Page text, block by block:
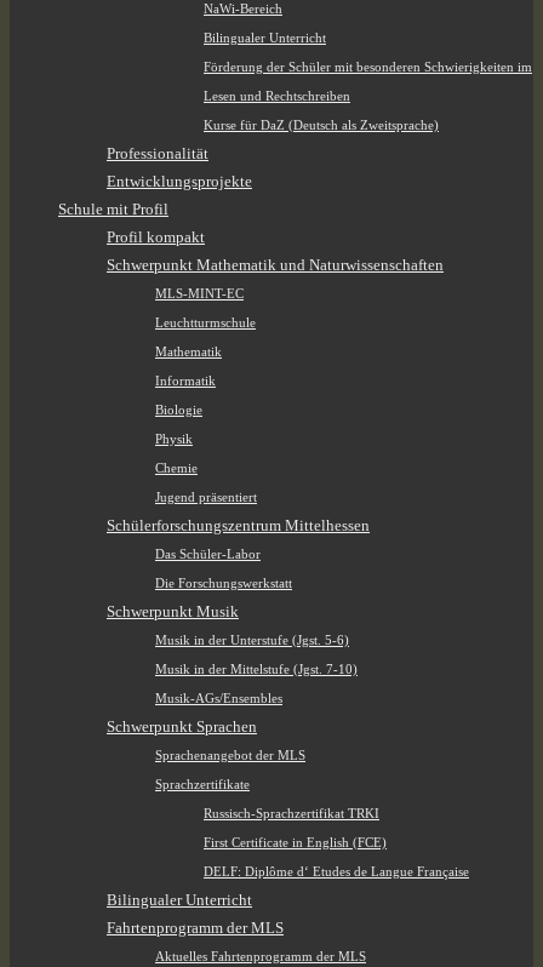
NaWi-Bereich
Bilingualer Unterricht
Förderung der Schüler mit besonderen Schwierigkeiten im
Lesen und Rechtschreiben
Kurse für DaZ (Deutsch als Zweitsprache)
Professionalität
Entwicklungsprojekte
Schule mit Profil
Profil kompakt
Schwerpunkt Mathematik und Naturwissenschaften
MLS-MINT-EC
Leuchtturmschule
Mathematik
Informatik
Biologie
Physik
Chemie
Jugend präsentiert
Schülerforschungszentrum Mittelhessen
Das Schüler-Labor
Die Forschungswerkstatt
Schwerpunkt Musik
Musik in der Unterstufe (Jgst. 5-6)
Musik in der Mittelstufe (Jgst. 7-10)
Musik-AGs/Ensembles
Schwerpunkt Sprachen
Sprachenangebot der MLS
Sprachzertifikate
Russisch-Sprachzertifikat TRKI
First Certificate in English (FCE)
DELF: Diplôme d‘ Etudes de Langue Française
Bilingualer Unterricht
Fahrtenprogramm der MLS
Aktuelles Fahrtenprogramm der MLS